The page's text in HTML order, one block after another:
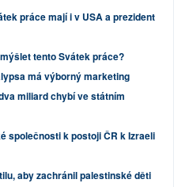
práce mají i v USA a prezident
tento Svátek práce?
má výborný marketing
miliard chybí ve státním
společnosti k postoji ČR k Izraeli
aby zachránil palestinské děti